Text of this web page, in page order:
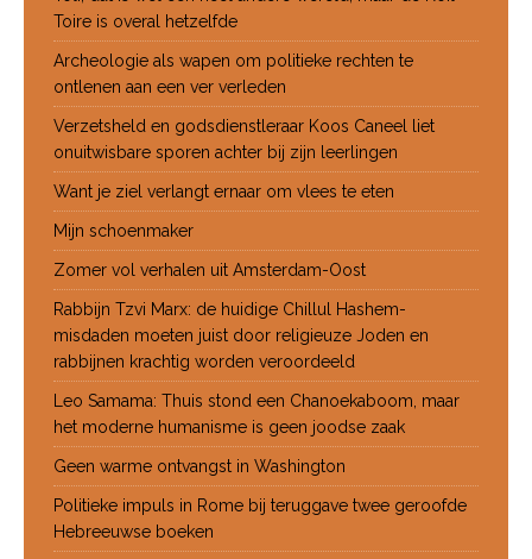
Toire is overal hetzelfde
Archeologie als wapen om politieke rechten te
ontlenen aan een ver verleden
Verzetsheld en godsdienstleraar Koos Caneel liet
onuitwisbare sporen achter bij zijn leerlingen
Want je ziel verlangt ernaar om vlees te eten
Mijn schoenmaker
Zomer vol verhalen uit Amsterdam-Oost
Rabbijn Tzvi Marx: de huidige Chillul Hashem-
misdaden moeten juist door religieuze Joden en
rabbijnen krachtig worden veroordeeld
Leo Samama: Thuis stond een Chanoekaboom, maar
het moderne humanisme is geen joodse zaak
Geen warme ontvangst in Washington
Politieke impuls in Rome bij teruggave twee geroofde
Hebreeuwse boeken